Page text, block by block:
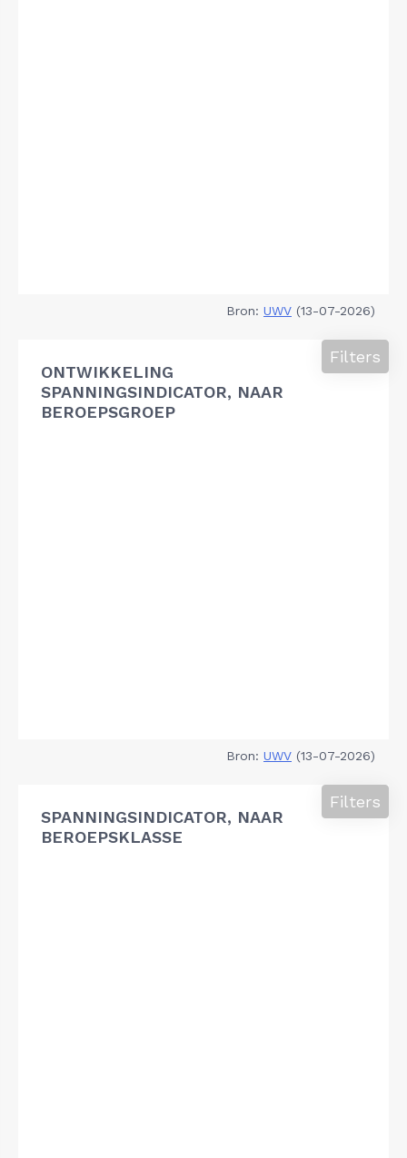
Bron: UWV (13-07-2026)
ONTWIKKELING
SPANNINGSINDICATOR, NAAR
BEROEPSGROEP
Filters
Bron: UWV (13-07-2026)
SPANNINGSINDICATOR, NAAR
BEROEPSKLASSE
Filters